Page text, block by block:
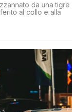
da una tigre
al collo e alla